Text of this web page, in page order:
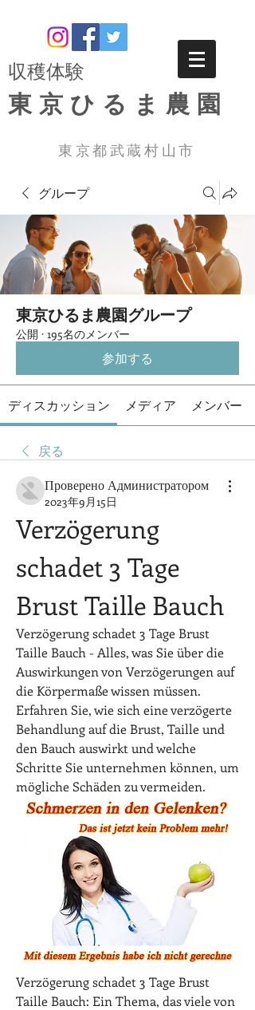
​収穫体験
東京ひるま農園
東京都武蔵村山市
グループ
東京ひるま農園グループ
公開 · 195名のメンバー
参加する
ディスカッション メディア メンバー
戻る
Проверено Администратором
2023年9月15日
Verzögerung
schadet 3 Tage
Brust Taille Bauch
Verzögerung schadet 3 Tage Brust
Taille Bauch - Alles, was Sie über die
Auswirkungen von Verzögerungen auf
die Körpermaße wissen müssen.
Erfahren Sie, wie sich eine verzögerte
Behandlung auf die Brust, Taille und
den Bauch auswirkt und welche
Schritte Sie unternehmen können, um
mögliche Schäden zu vermeiden.
Verzögerung schadet 3 Tage Brust
Taille Bauch: Ein Thema, das viele von